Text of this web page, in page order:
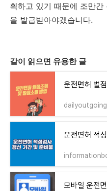
획하고 있기 때문에 조만
을 발급받아야겠습니다.
같이 읽으면 유용한 글
운전면허 벌
모바일 운전